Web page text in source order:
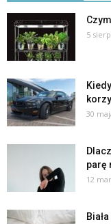
5
30
parę
12